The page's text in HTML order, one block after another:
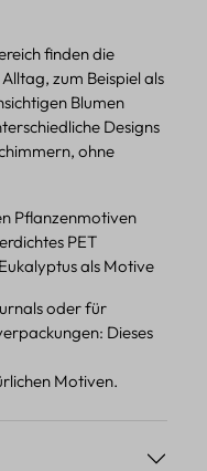
finden die
zum Beispiel als
Blumen
Designs
ohne
Pflanzenmotiven
PET
als Motive
oder für
Dieses
Motiven.